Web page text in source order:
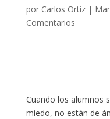
por Carlos Ortiz|
Comentarios
Cuando los alumnos
miedo, no están de